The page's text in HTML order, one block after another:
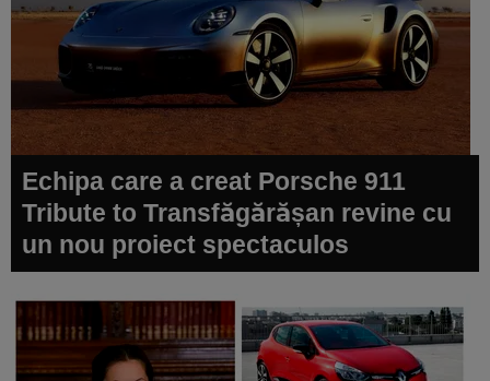
Echipa care a creat Porsche 911
Tribute to Transfăgărășan revine cu
un nou proiect spectaculos